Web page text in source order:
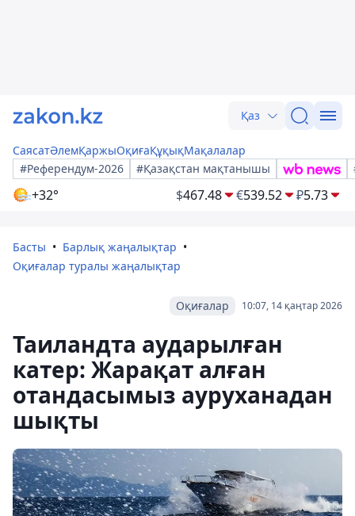
Қаз
СаясатӘлемҚаржыОқиғаҚұқықМақалалар
#Референдум-2026
#Қазақстан мақтанышы
+32° $467.48 €539.52 ₽5.73
Басты
Барлық жаңалықтар
Оқиғалар туралы жаңалықтар
10:07, 14 қаңтар 2026
Оқиғалар
Таиландта аударылған
катер: Жарақат алған
отандасымыз ауруханадан
шықты